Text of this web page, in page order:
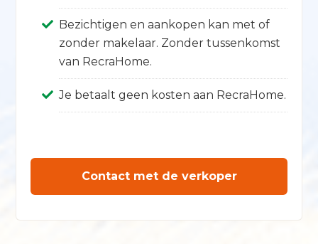
Bezichtigen en aankopen kan met of
zonder makelaar. Zonder tussenkomst
van RecraHome.
Je betaalt geen kosten aan RecraHome.
Contact met de verkoper